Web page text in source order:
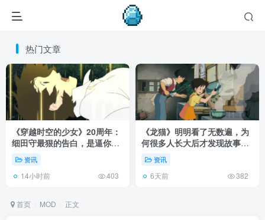
热门文章
《穿越时空的少女》20周年：
细田守最狠的告白，是逼你承
认有些夏天回不去了！
资讯
14小时前 403
《龙猫》明明看了无数遍，为
何很多人长大后才发现故事根
本不在 1988 年！
资讯
6天前 382
首页 MOD 正文